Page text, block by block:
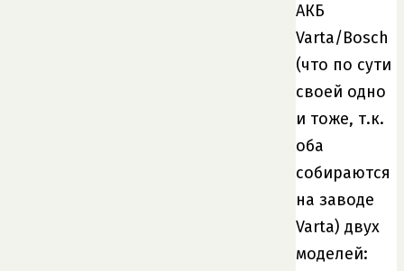
АКБ
Varta/Bosch
(что по сути
своей одно
и тоже, т.к.
оба
собираются
на заводе
Varta) двух
моделей: